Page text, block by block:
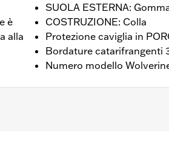
è
alla
SUOLA ESTERNA:
COSTRUZIONE: Colla
Protezione caviglia in
Bordature catarifrangenti
Numero modello